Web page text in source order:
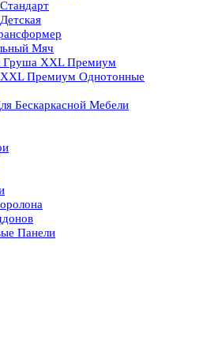
Мяч
Груша XXL Премиум
Премиум Однотонные
Бескаркасной Мебели
Панели